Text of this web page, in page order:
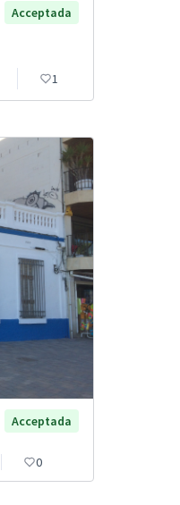
Acceptada
1
Acceptada
0